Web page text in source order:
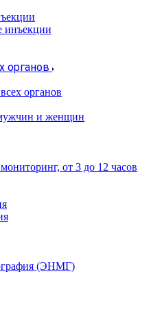
органов
органов
и женщин
от 3 до 12 часов
(ЭНМГ)